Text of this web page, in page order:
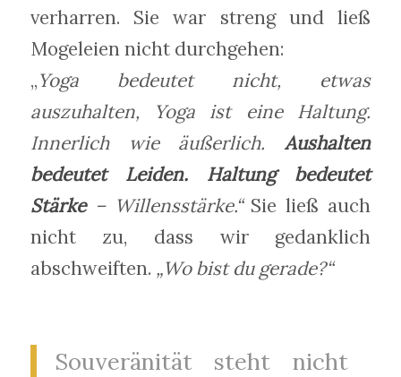
verharren. Sie war streng und ließ
Mogeleien nicht durchgehen:
„Yoga bedeutet nicht, etwas
auszuhalten, Yoga ist eine Haltung.
Innerlich wie äußerlich.Aushalten
bedeutet Leiden. Haltung bedeutet
Stärke– Willensstärke.“Sie ließ auch
nicht zu, dass wir gedanklich
abschweiften. „Wo bist du gerade?“
Souveränität steht nicht